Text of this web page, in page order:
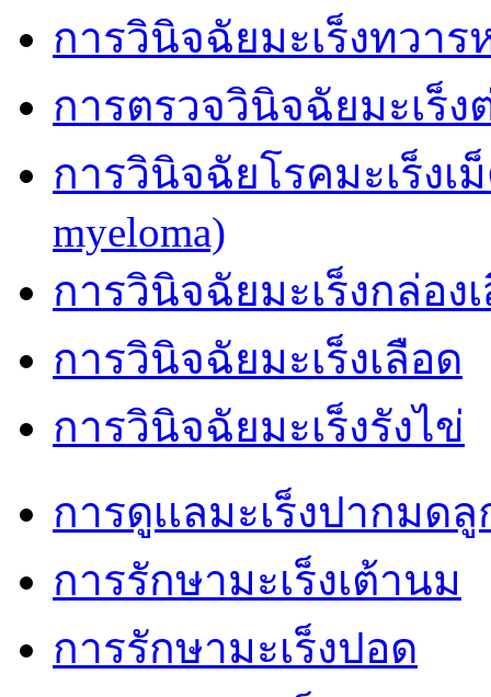
การวินิจฉัยมะเร็งทวาร
การตรวจวินิจฉัยมะเร็
การวินิจฉัยโรคมะเร็งเ
myeloma)
การวินิจฉัยมะเร็งกล่อง
การวินิจฉัยมะเร็งเลือด
การวินิจฉัยมะเร็งรังไข่
การดูเเลมะเร็งปากมดลู
การรักษามะเร็งเต้านม
การรักษามะเร็งปอด